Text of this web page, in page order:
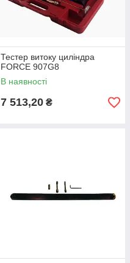
Тестер витоку циліндра
FORCE 907G8
В наявності
7 513,20 ₴